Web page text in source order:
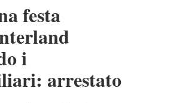
festa
i
arrestato